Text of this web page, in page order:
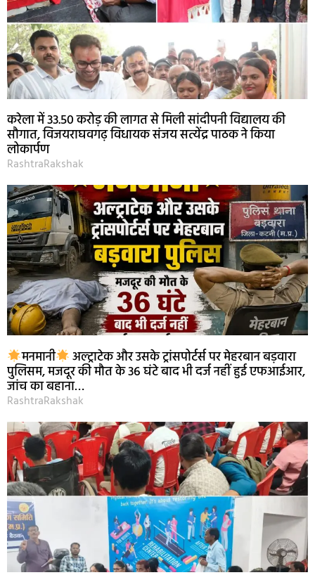
करेला में 33.50 करोड़ की लागत से मिली सांदीपनी विद्यालय की
सौगात, विजयराघवगढ़ विधायक संजय सत्येंद्र पाठक ने किया
लोकार्पण
RashtraRakshak
मनमानी अल्ट्राटेक और उसके ट्रांसपोर्टर्स पर मेहरबान बड़वारा
पुलिसम, मजदूर की मौत के 36 घंटे बाद भी दर्ज नहीं हुई एफआईआर,
जांच का बहाना…
RashtraRakshak